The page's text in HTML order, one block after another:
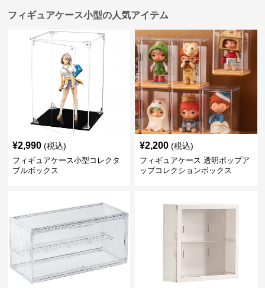
フィギュアケース小型の人気アイテム
¥2,990 (税込)
フィギュアケース小型コレクタ
ブルボックス
¥2,200 (税込)
フィギュアケース 透明ポップア
ップコレクションボックス